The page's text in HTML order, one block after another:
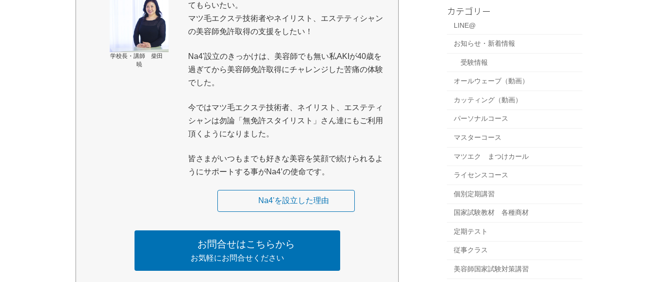
学校長・講師 柴田
暁
てもらいたい。
マツ毛エクステ技術者やネイリスト、エステティシャン
の美容師免許取得の支援をしたい！
Na4'設立のきっかけは、美容師でも無い私AKIが40歳を
過ぎてから美容師免許取得にチャレンジした苦痛の体験
でした。
今ではマツ毛エクステ技術者、ネイリスト、エステティ
シャンは勿論「無免許スタイリスト」さん達にもご利用
頂くようになりました。
皆さまがいつもまでも好きな美容を笑顔で続けられるよ
うにサポートする事がNa4’の使命です。
Na4'を設立した理由
お問合せはこちらから
お気軽にお問合せください
カテゴリー
LINE@
お知らせ・新着情報
受験情報
オールウェーブ（動画）
カッティング（動画）
パーソナルコース
マスターコース
マツエク まつけカール
ライセンスコース
個別定期講習
国家試験教材 各種商材
定期テスト
従事クラス
美容師国家試験対策講習